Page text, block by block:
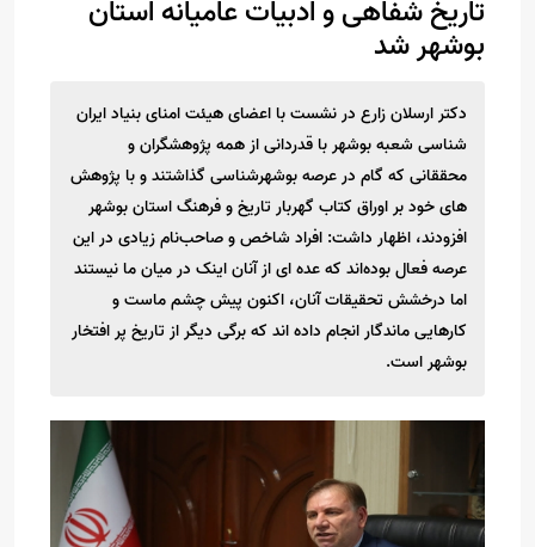
تاریخ شفاهی و ادبیات عامیانه استان
بوشهر شد
دکتر ارسلان زارع در نشست با اعضای هیئت امنای بنیاد ایران
شناسی شعبه بوشهر با قدردانی از همه پژوهشگران و
محققانی که گام در عرصه بوشهرشناسی گذاشتند و با پژوهش
های خود بر اوراق کتاب گهربار تاریخ و فرهنگ استان بوشهر
افزودند، اظهار داشت: افراد شاخص و صاحب‌نام زیادی در این
عرصه فعال بوده‌اند که عده ای از آنان اینک در میان ما نیستند
اما درخشش تحقیقات آنان، اکنون پیش چشم ماست و
کارهایی ماندگار انجام داده اند که برگی دیگر از تاریخ پر افتخار
بوشهر است.